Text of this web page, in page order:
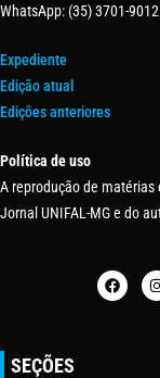
WhatsApp: (35) 3701-9012
Expediente
Edição atual
Edições anteriores
Política de uso
A reprodução de
Jornal UNIFAL-MG e do
SEÇÕES